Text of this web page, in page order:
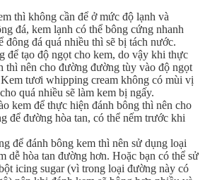
thì không cần để ở mức độ lạnh và
đá, kem lạnh có thể bông cứng nhanh
đông đá quá nhiều thì sẽ bị tách nước.
để tạo độ ngọt cho kem, do vậy khi thực
thì nên cho đường đường tùy vào độ ngọt
tươi whipping cream không có mùi vị
quá nhiều sẽ làm kem bị ngấy.
kem để thực hiện đánh bông thì nên cho
để đường hòa tan, có thể nếm trước khi
để đánh bông kem thì nên sử dụng loại
dễ hòa tan đường hơn. Hoặc bạn có thể sử
icing sugar (vì trong loại đường này có